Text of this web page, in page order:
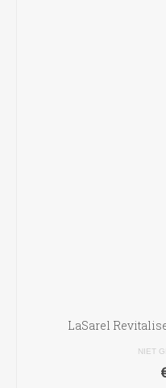
LaSarel
NIET